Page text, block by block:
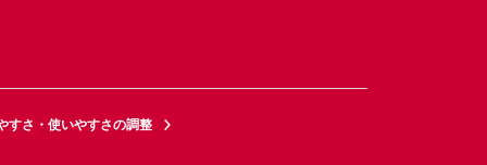
すさ・使いやすさの調整